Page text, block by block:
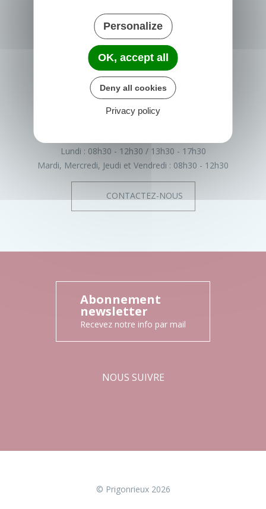
PRIGONRIEUX
1 Place du Groupe Loiseau
24130 Prigonrieux
France
05 53 61 55 55
Lundi : 08h30 - 12h30
13h30 - 17h30
Mardi, Mercredi, Jeudi et Vendredi : 08h30 - 12h30
CONTACTEZ-NOUS
Abonnement
newsletter
Recevez notre info par mail
NOUS SUIVRE
© Prigonrieux 2026
Personalize
OK, accept all
Deny all cookies
Privacy policy